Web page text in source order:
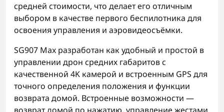
средней стоимости, что делает его отличным
выбором в качестве первого беспилотника для
освоения управления и аэровидеосъёмки.
SG907 Max разработан как удобный и простой в
управлении дрон средних габаритов с
качественной 4K камерой и встроенным GPS для
точного определения положения и функции
возврата домой. Встроенные возможности —